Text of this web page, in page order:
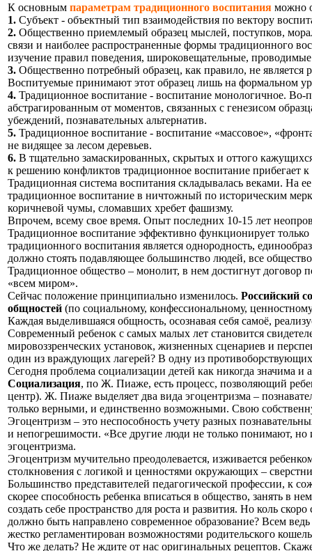
К основным параметрам традиционного воспитания можно
1. Субъект - объектный тип взаимодействия по вектору
2. Общественно приемлемый образец мыслей, поступков,
связи и наиболее распространенные формы традиционного
изучение правил поведения, широковещательные,
3. Общественно потребный образец, как правило, не
Воспитуемые принимают этот образец лишь на формальном
4. Традиционное воспитание - воспитание монологичное. Во-
абстрагированным от моментов, связанных с генезисом
убеждений, познавательных альтернатив.
5. Традиционное воспитание - воспитание «массовое»,
не видящее за лесом деревьев.
6. В тщательно замаскированных, скрытых и оттого
к решению конфликтов традиционное воспитание прибегает
Традиционная система воспитания складывалась веками. На
традиционное воспитание в ничтожный по историческим
коричневой чумы, сломавших хребет фашизму.
Впрочем, всему свое время. Опыт последних 10-15 лет
Традиционное воспитание эффективно функционирует
традиционного воспитания является однородность,
должно стоять подавляющее большинство людей, все
Традиционное общество – монолит, в нем достигнут
«всем миром».
Сейчас положение принципиально изменилось. Российский
общностей (по социальному, конфессиональному,
Каждая выделившаяся общность, осознавая себя самоё,
Современный ребенок с самых малых лет становится
мировоззренческих установок, жизненных сценариев и
один из враждующих лагерей? В одну из
Сегодня проблема социализации детей как никогда значима
Социализация, по Ж. Пиаже, есть процесс, позволяющий
центр). Ж. Пиаже выделяет два вида эгоцентризма –
только верными, и единственно возможными. Свою
Эгоцентризм – это неспособность учету разных
и непогрешимости. «Все другие люди не только понимают, но
эгоцентризма.
Эгоцентризм мучительно преодолевается, изживается
столкновения с логикой и ценностями окружающих –
Большинство представителей педагогической профессии, к
скорее способность ребенка вписаться в общество, занять в
создать себе пространство для роста и развития. Но коль
должно быть направлено современное образование? Всем
жестко регламентирован возможностями родительского
Что же делать? Не ждите от нас оригинальных рецептов.